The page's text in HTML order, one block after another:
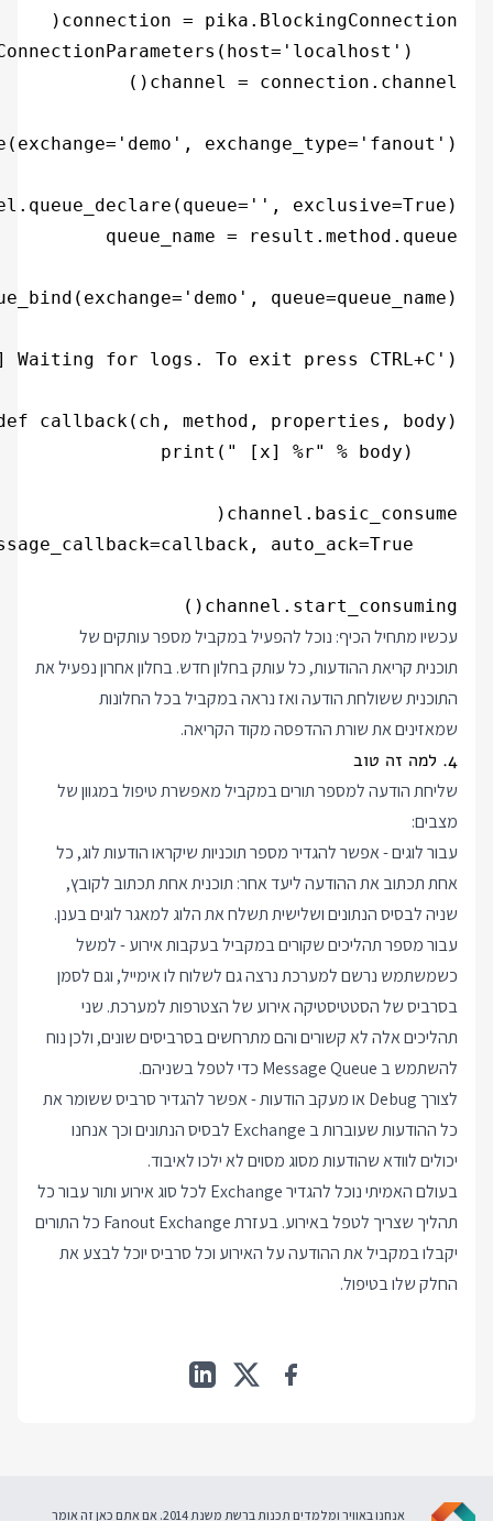
channel.start_consuming()
עכשיו מתחיל הכיף: נוכל להפעיל במקביל מספר עותקים של
תוכנית קריאת ההודעות, כל עותק בחלון חדש. בחלון אחרון נפעיל את
התוכנית ששולחת הודעה ואז נראה במקביל בכל החלונות
שמאזינים את שורת ההדפסה מקוד הקריאה.
4. למה זה טוב
שליחת הודעה למספר תורים במקביל מאפשרת טיפול במגוון של
מצבים:
עבור לוגים - אפשר להגדיר מספר תוכניות שיקראו הודעות לוג, כל
אחת תכתוב את ההודעה ליעד אחר: תוכנית אחת תכתוב לקובץ,
שניה לבסיס הנתונים ושלישית תשלח את הלוג למאגר לוגים בענן.
עבור מספר תהליכים שקורים במקביל בעקבות אירוע - למשל
כשמשתמש נרשם למערכת נרצה גם לשלוח לו אימייל, וגם לסמן
בסרביס של הסטטיסטיקה אירוע של הצטרפות למערכת. שני
תהליכים אלה לא קשורים והם מתרחשים בסרביסים שונים, ולכן נוח
להשתמש ב Message Queue כדי לטפל בשניהם.
לצורך Debug או מעקב הודעות - אפשר להגדיר סרביס ששומר את
כל ההודעות שעוברות ב Exchange לבסיס הנתונים וכך אנחנו
יכולים לוודא שהודעות מסוג מסוים לא ילכו לאיבוד.
בעולם האמיתי נוכל להגדיר Exchange לכל סוג אירוע ותור עבור כל
תהליך שצריך לטפל באירוע. בעזרת Fanout Exchange כל התורים
יקבלו במקביל את ההודעה על האירוע וכל סרביס יוכל לבצע את
החלק שלו בטיפול.
אנחנו באוויר ומלמדים תכנות ברשת משנת 2014. אם אתם כאן זה אומר